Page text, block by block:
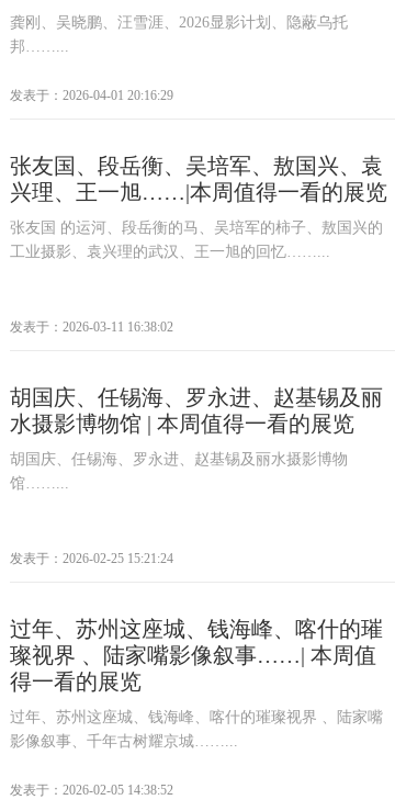
龚刚、吴晓鹏、汪雪涯、2026显影计划、隐蔽乌托
邦……...
发表于：2026-04-01 20:16:29
张友国、段岳衡、吴培军、敖国兴、袁
兴理、王一旭……|本周值得一看的展览
张友国 的运河、段岳衡的马、吴培军的柿子、敖国兴的
工业摄影、袁兴理的武汉、王一旭的回忆……...
发表于：2026-03-11 16:38:02
胡国庆、任锡海、罗永进、赵基锡及丽
水摄影博物馆 | 本周值得一看的展览
胡国庆、任锡海、罗永进、赵基锡及丽水摄影博物
馆……...
发表于：2026-02-25 15:21:24
过年、苏州这座城、钱海峰、喀什的璀
璨视界 、陆家嘴影像叙事……| 本周值
得一看的展览
过年、苏州这座城、钱海峰、喀什的璀璨视界 、陆家嘴
影像叙事、千年古树耀京城……...
发表于：2026-02-05 14:38:52